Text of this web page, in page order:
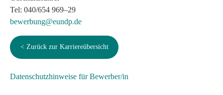
Tel: 040/654 969–29
bewerbung@eundp.de
< Zurück zur Karriereübersicht
Datenschutzhinweise für Bewerber/in